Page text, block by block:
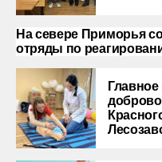
На севере Приморья
отряды по